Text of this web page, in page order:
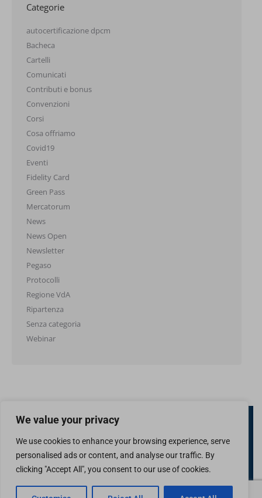
We value your privacy
We use cookies to enhance your browsing experience, serve
personalised ads or content, and analyse our traffic. By
clicking "Accept All", you consent to our use of cookies.
Categorie
autocertificazione dpcm
Bacheca
Cartelli
Comunicati
Contributi e bonus
Convenzioni
Corsi
Cosa offriamo
Covid19
Eventi
Fidelity Card
Green Pass
Mercatorum
News
News Open
Newsletter
Pegaso
Protocolli
Regione VdA
Ripartenza
Senza categoria
Webinar
Confcommercio Valle d'Aosta
Piazza Arco d'Augusto 10 - 11100 Aosta